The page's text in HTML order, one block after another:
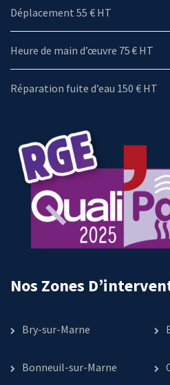
Déplacement 55 € HT
Heure de main d’œuvre 75 € HT
Réparation fuite d’eau 150 € HT
Nos Zones
Bry-sur-Marne
Bonneuil-sur-Marne